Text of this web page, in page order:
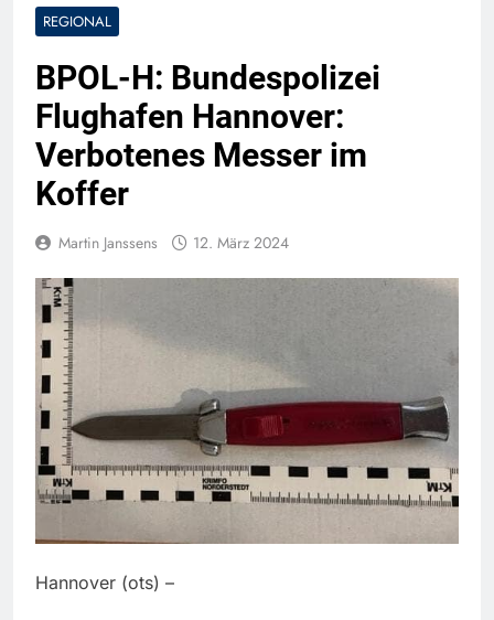
REGIONAL
BPOL-H: Bundespolizei
Flughafen Hannover:
Verbotenes Messer im
Koffer
Martin Janssens 12. März 2024
Hannover (ots) –